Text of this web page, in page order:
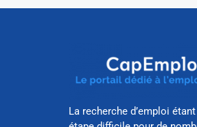
La recherche d’emploi